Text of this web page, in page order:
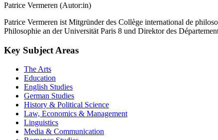
Patrice Vermeren (Autor:in)
Patrice Vermeren ist Mitgründer des Collège international de
Philosophie an der Universität Paris 8 und Direktor des
Key Subject Areas
The Arts
Education
English Studies
German Studies
History & Political Science
Law, Economics & Management
Linguistics
Media & Communication